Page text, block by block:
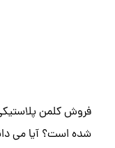
فروش کلمن
شده است؟ آیا می